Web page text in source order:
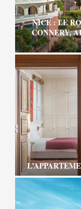
NICE : LE
CONNERY,